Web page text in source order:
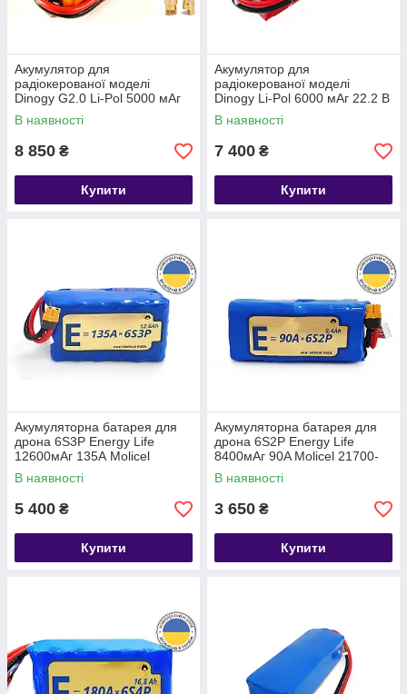
Акумулятор для
радіокерованої моделі
Dinogy G2.0 Li-Pol 5000 мАг
22.2 В 6S Bullet 6mm 80C
В наявності
8 850 ₴
Купити
Акумулятор для
радіокерованої моделі
Dinogy Li-Pol 6000 мАг 22.2 В
66x44x163 мм T-Plug 30C
В наявності
7 400 ₴
Купити
Акумуляторна батарея для
дрона 6S3P Energy Life
12600мАг 135А Moliсel
21700-P42A Li-Ion
(вертикальна збірка)
В наявності
5 400 ₴
Купити
Акумуляторна батарея для
дрона 6S2P Energy Life
8400мАг 90A Moliсel 21700-
P42A Li-Ion (горизонтальна
збірка)
В наявності
3 650 ₴
Купити